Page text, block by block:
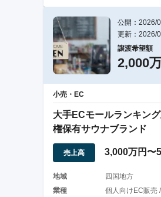
公開：2026/
更新：2026/
譲渡希望額
2,000
小売・EC
大手ECモールランキン
権保有サウナブランド
売上高 3,000万円〜
地域
四国地方
業種
個人向けEC販売